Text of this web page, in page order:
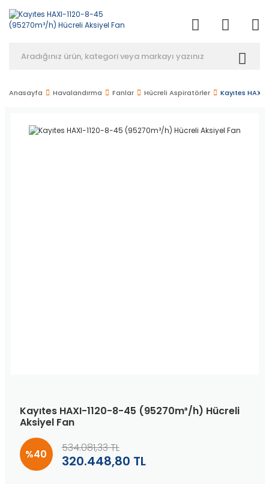
Anasayfa Havalandırma Fanlar Hücreli Aspiratörler Kayıtes
Kayıtes HAXI-1120-8-45 (95270m³/h) Hücreli
Aksiyel Fan
%40 320.448,80 TL
534.081,33 TL